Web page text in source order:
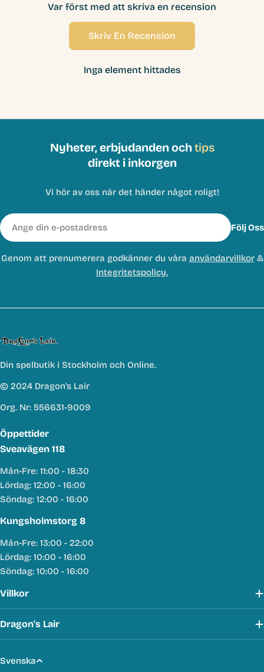
Var först med att skriva en recension
Skriv En Recension
Inga element hittades
Nyheter, erbjudanden ochtips
direkt i inkorgen
Vi hör av oss när det händer något roligt!
E-
post
Följ Oss
Genom att prenumerera godkänner du våra användarvillkor&
Integritetspolicy.
Din spelbutik i Stockholm och Online.
© 2024 Dragon's Lair
Org. Nr: 556631-9009
Öppettider
Sveavägen 118
Mån-Fre: 11:00 - 18:30
Lördag: 12:00 - 16:00
Söndag: 12:00 - 16:00
Kungsholmstorg 8
Mån-Fre: 13:00 - 22:00
Lördag: 10:00 - 16:00
Söndag: 10:00 - 16:00
Villkor
Dragon's Lair
S
Svenska